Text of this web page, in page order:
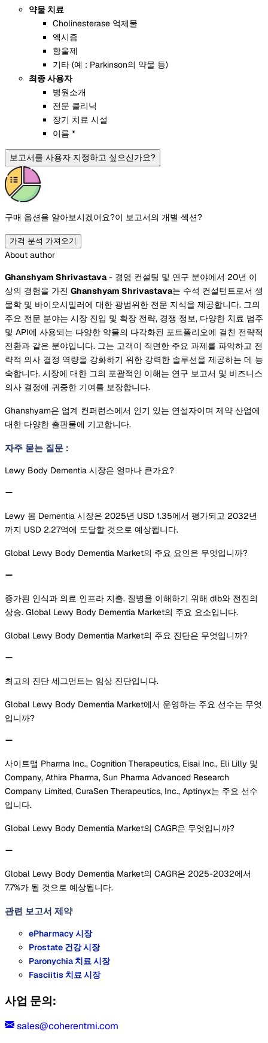
약물 치료
Cholinesterase 억제물
엑시즘
항울제
기타 (예 : Parkinson의 약물 등)
최종 사용자
병원소개
전문 클리닉
장기 치료 시설
이름 *
보고서를 사용자 지정하고 싶으신가요?
구매 옵션을 알아보시겠어요?이 보고서의 개별 섹션?
가격 분석 가져오기
About author
Ghanshyam Shrivastava- 경영 컨설팅 및 연구 분야에서 20년 이
상의 경험을 가진 Ghanshyam Shrivastava는 수석 컨설턴트로서 생
물학 및 바이오시밀러에 대한 광범위한 전문 지식을 제공합니다. 그의
주요 전문 분야는 시장 진입 및 확장 전략, 경쟁 정보, 다양한 치료 범주
및 API에 사용되는 다양한 약물의 다각화된 포트폴리오에 걸친 전략적
전환과 같은 분야입니다. 그는 고객이 직면한 주요 과제를 파악하고 전
략적 의사 결정 역량을 강화하기 위한 강력한 솔루션을 제공하는 데 능
숙합니다. 시장에 대한 그의 포괄적인 이해는 연구 보고서 및 비즈니스
의사 결정에 귀중한 기여를 보장합니다.
Ghanshyam은 업계 컨퍼런스에서 인기 있는 연설자이며 제약 산업에
대한 다양한 출판물에 기고합니다.
자주 묻는 질문 :
Lewy Body Dementia 시장은 얼마나 큰가요?
Lewy 몸 Dementia 시장은 2025년 USD 1.35에서 평가되고 2032년
까지 USD 2.27억에 도달할 것으로 예상됩니다.
Global Lewy Body Dementia Market의 주요 요인은 무엇입니까?
증가된 인식과 의료 인프라 지출. 질병을 이해하기 위해 dlb와 전진의
상승. Global Lewy Body Dementia Market의 주요 요소입니다.
Global Lewy Body Dementia Market의 주요 진단은 무엇입니까?
최고의 진단 세그먼트는 임상 진단입니다.
Global Lewy Body Dementia Market에서 운영하는 주요 선수는 무엇
입니까?
사이트맵 Pharma Inc., Cognition Therapeutics, Eisai Inc., Eli Lilly 및
Company, Athira Pharma, Sun Pharma Advanced Research
Company Limited, CuraSen Therapeutics, Inc., Aptinyx는 주요 선수
입니다.
Global Lewy Body Dementia Market의 CAGR은 무엇입니까?
Global Lewy Body Dementia Market의 CAGR은 2025-2032에서
7.7%가 될 것으로 예상됩니다.
관련 보고서 제약
ePharmacy 시장
Prostate 건강 시장
Paronychia 치료 시장
Fasciitis 치료 시장
사업 문의:
sales@coherentmi.com